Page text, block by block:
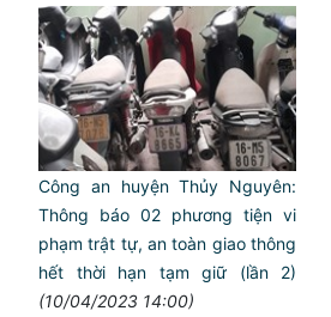
Công an huyện Thủy Nguyên:
Thông báo 02 phương tiện vi
phạm trật tự, an toàn giao thông
hết thời hạn tạm giữ (lần 2)
(10/04/2023 14:00)